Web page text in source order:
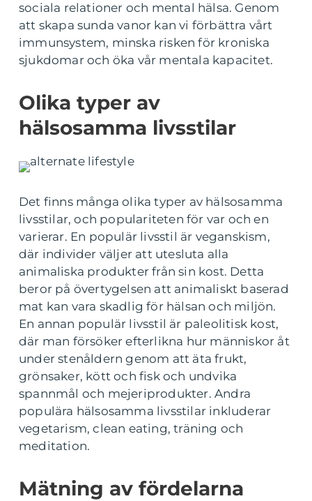
sociala relationer och mental hälsa. Genom
att skapa sunda vanor kan vi förbättra vårt
immunsystem, minska risken för kroniska
sjukdomar och öka vår mentala kapacitet.
Olika typer av
hälsosamma livsstilar
Det finns många olika typer av hälsosamma
livsstilar, och populariteten för var och en
varierar. En populär livsstil är veganskism,
där individer väljer att utesluta alla
animaliska produkter från sin kost. Detta
beror på övertygelsen att animaliskt baserad
mat kan vara skadlig för hälsan och miljön.
En annan populär livsstil är paleolitisk kost,
där man försöker efterlikna hur människor åt
under stenåldern genom att äta frukt,
grönsaker, kött och fisk och undvika
spannmål och mejeriprodukter. Andra
populära hälsosamma livsstilar inkluderar
vegetarism, clean eating, träning och
meditation.
Mätning av fördelarna